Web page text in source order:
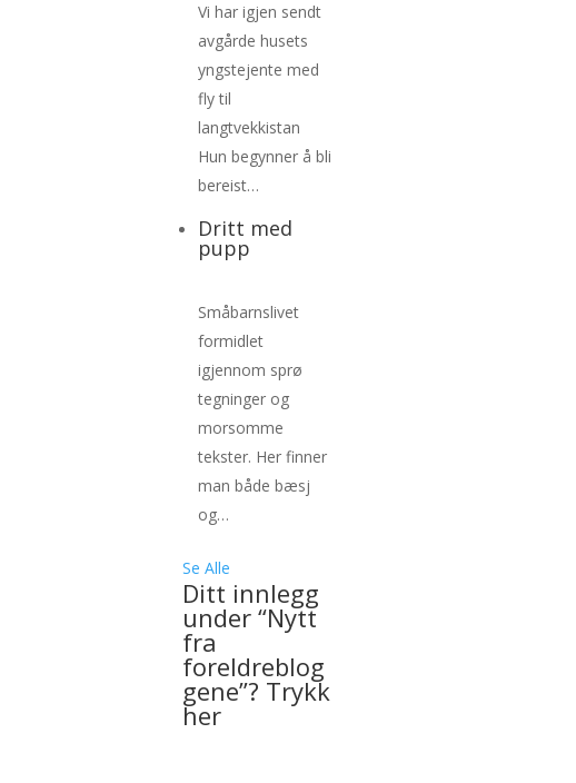
Vi har igjen sendt
avgårde husets
yngstejente med
fly til
langtvekkistan
Hun begynner å bli
bereist…
Dritt med
pupp
Småbarnslivet
formidlet
igjennom sprø
tegninger og
morsomme
tekster. Her finner
man både bæsj
og…
Se Alle
Ditt innlegg
under “Nytt
fra
foreldreblog
gene”? Trykk
her